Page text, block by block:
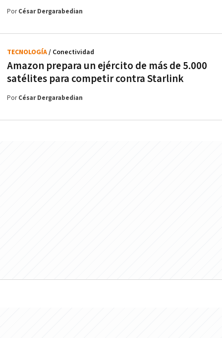
PorCésar Dergarabedian
Amazon prepara un ejército de más de 5.000
satélites para competir contra Starlink
TECNOLOGÍA/ Conectividad
PorCésar Dergarabedian